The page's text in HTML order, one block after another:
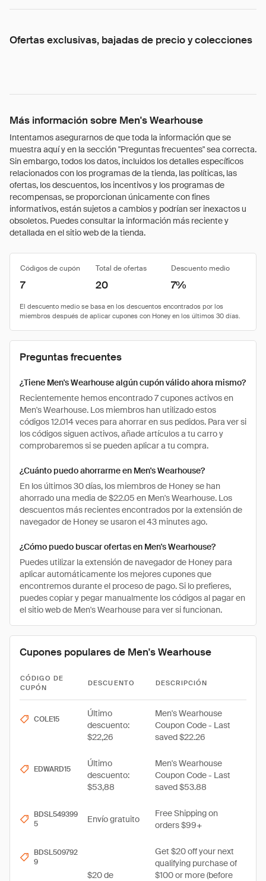
Ofertas exclusivas, bajadas de precio y colecciones
Más información sobre Men's Wearhouse
Intentamos asegurarnos de que toda la información que se
muestra aquí y en la sección "Preguntas frecuentes" sea correcta.
Sin embargo, todos los datos, incluidos los detalles específicos
relacionados con los programas de la tienda, las políticas, las
ofertas, los descuentos, los incentivos y los programas de
recompensas, se proporcionan únicamente con fines
informativos, están sujetos a cambios y podrían ser inexactos u
obsoletos. Puedes consultar la información más reciente y
detallada en el sitio web de la tienda.
Códigos de cupón Total de ofertas Descuento medio
7 20 7%
Preguntas frecuentes
¿Tiene Men's Wearhouse algún cupón válido ahora mismo?
Recientemente hemos encontrado 7 cupones activos en
Men's Wearhouse. Los miembros han utilizado estos
códigos 12.014 veces para ahorrar en sus pedidos. Para ver si
los códigos siguen activos, añade artículos a tu carro y
comprobaremos si se pueden aplicar a tu compra.
¿Cuánto puedo ahorrarme en Men's Wearhouse?
En los últimos 30 días, los miembros de Honey se han
ahorrado una media de $22.05 en Men's Wearhouse. Los
descuentos más recientes encontrados por la extensión de
navegador de Honey se usaron el 43 minutes ago.
¿Cómo puedo buscar ofertas en Men's Wearhouse?
Puedes utilizar la extensión de navegador de Honey para
aplicar automáticamente los mejores cupones que
encontremos durante el proceso de pago. Si lo prefieres,
puedes copiar y pegar manualmente los códigos al pagar en
el sitio web de Men's Wearhouse para ver si funcionan.
Cupones populares de Men's Wearhouse
CÓDIGO DE
CUPÓN
DESCUENTO DESCRIPCIÓN
COLE15
Último
descuento:
$22,26
Men's Wearhouse
Coupon Code - Last
saved $22.26
EDWARD15
Último
descuento:
$53,88
Men's Wearhouse
Coupon Code - Last
saved $53.88
BDSL549399
5
Envío gratuito
Free Shipping on
orders $99+
BDSL509792
9
$20 de
Get $20 off your next
qualifying purchase of
$100 or more (before